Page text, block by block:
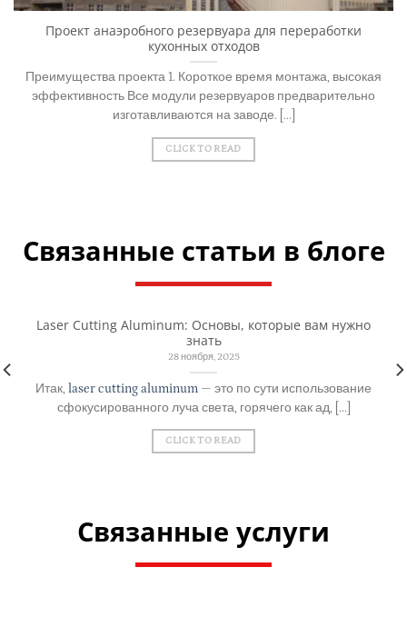
Проект анаэробного резервуара для переработки
кухонных отходов
Преимущества проекта 1. Короткое время монтажа, высокая
эффективность Все модули резервуаров предварительно
изготавливаются на заводе. [...]
CLICK TO READ
Связанные статьи в блоге
Laser Cutting Aluminum: Основы, которые вам нужно
знать
28 ноября, 2025
Итак, laser cutting aluminum — это по сути использование
сфокусированного луча света, горячего как ад, [...]
CLICK TO READ
Связанные услуги